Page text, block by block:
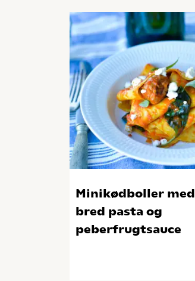
Minikødboller med
bred pasta og
peberfrugtsauce